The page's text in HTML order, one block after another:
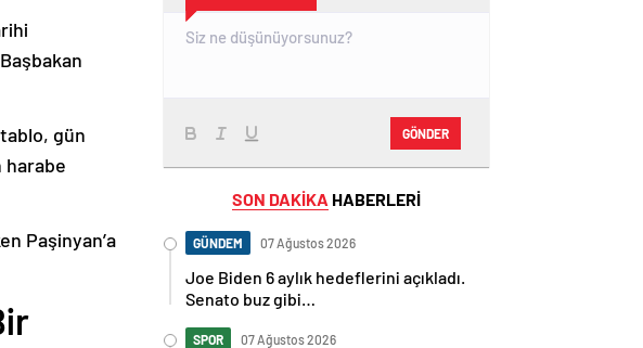
gün
harabe
Paşinyan’a
GÖNDER
SON DAKİKA HABERLERİ
GÜNDEM 07 Ağustos 2026
Joe Biden 6 aylık hedeflerini açıkladı.
Senato buz gibi…
SPOR 07 Ağustos 2026